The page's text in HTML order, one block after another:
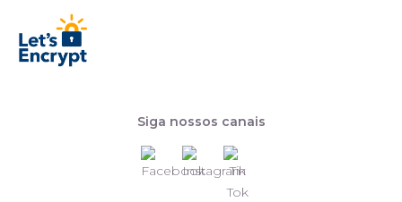
Siga nossos canais